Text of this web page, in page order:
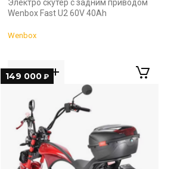
Электро скутер с задним приводом
Wenbox Fast U2 60V 40Ah
Wenbox
149 000 ₽